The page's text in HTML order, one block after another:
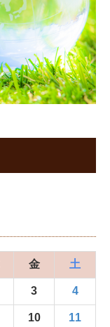
金 土
3 4
10 11